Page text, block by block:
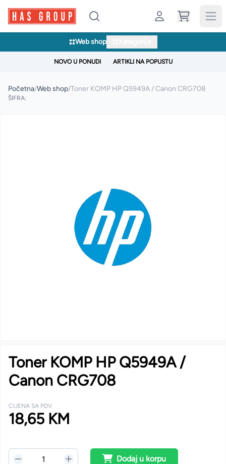
Web shop
NOVO U PONUDI ARTIKLI NA POPUSTU
Početna/Web shop/Toner KOMP HP Q5949A / Canon CRG708
ŠIFRA:
Toner KOMP HP Q5949A /
Canon CRG708
CIJENA SA PDV
18,65 KM
Dodaj u korpu